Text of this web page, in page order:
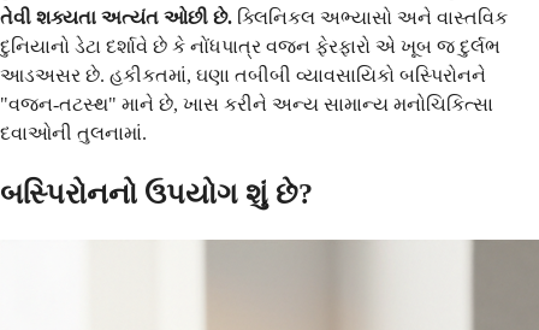
તેવી શક્યતા અત્યંત ઓછી છે. ક્લિનિકલ અભ્યાસો અને વાસ્તવિક
દુનિયાનો ડેટા દર્શાવે છે કે નોંધપાત્ર વજન ફેરફારો એ ખૂબ જ દુર્લભ
આડઅસર છે. હકીકતમાં, ઘણા તબીબી વ્યાવસાયિકો બસ્પિરોનને
"વજન-તટસ્થ" માને છે, ખાસ કરીને અન્ય સામાન્ય મનોચિકિત્સા
દવાઓની તુલનામાં.
બસ્પિરોનનો ઉપયોગ શું છે?